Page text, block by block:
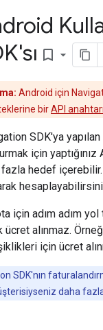
bookmark_border
Android için
birAPI anahtarı
SDK'ya
için
hedef içerebilir.
için adım adım
ücret alınmaz.
için ücret
SDK'nın
daha